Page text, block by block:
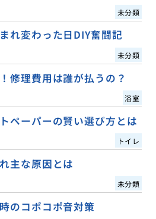
未分類
れ変わった日DIY奮闘記
未分類
修理費用は誰が払うの？
浴室
ペーパーの賢い選び方とは
トイレ
主な原因とは
未分類
のコポコポ音対策